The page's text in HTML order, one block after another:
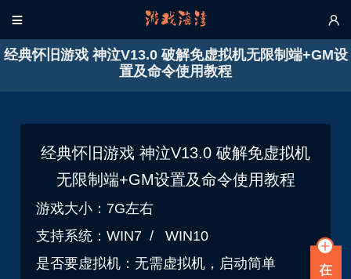
 
经典怀旧游戏 神泣V13.0 破解免虚拟机无限制端+GM设
置及命令使用教程
经典怀旧游戏 神泣V13.0 破解免虚拟机
无限制端+GM设置及命令使用教程
游戏大小：7G左右
支持系统：WIN7 / WIN10
是否要虚拟机：无需虚拟机，启动简单